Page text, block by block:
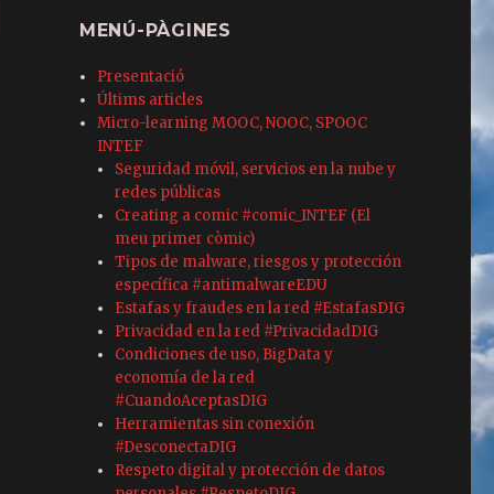
MENÚ-PÀGINES
Presentació
Últims articles
Micro-learning MOOC, NOOC, SPOOC
INTEF
Seguridad móvil, servicios en la nube y
redes públicas
Creating a comic #comic_INTEF (El
meu primer còmic)
Tipos de malware, riesgos y protección
específica #antimalwareEDU
Estafas y fraudes en la red #EstafasDIG
Privacidad en la red #PrivacidadDIG
Condiciones de uso, BigData y
economía de la red
#CuandoAceptasDIG
Herramientas sin conexión
#DesconectaDIG
Respeto digital y protección de datos